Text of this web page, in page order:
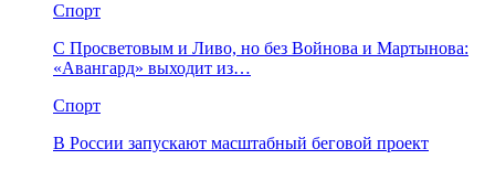
Спорт
С Просветовым и Ливо, но без Войнова и Мартынова:
«Авангард» выходит из…
Спорт
В России запускают масштабный беговой проект